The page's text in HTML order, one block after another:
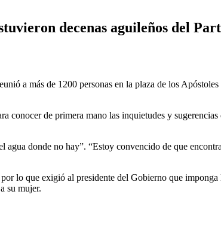
decenas aguileños del
a más de 1200 personas en la plaza de los
conocer de primera mano las inquietudes y
donde no hay”. “Estoy convencido de que
lo que exigió al presidente del Gobierno que
su mujer.